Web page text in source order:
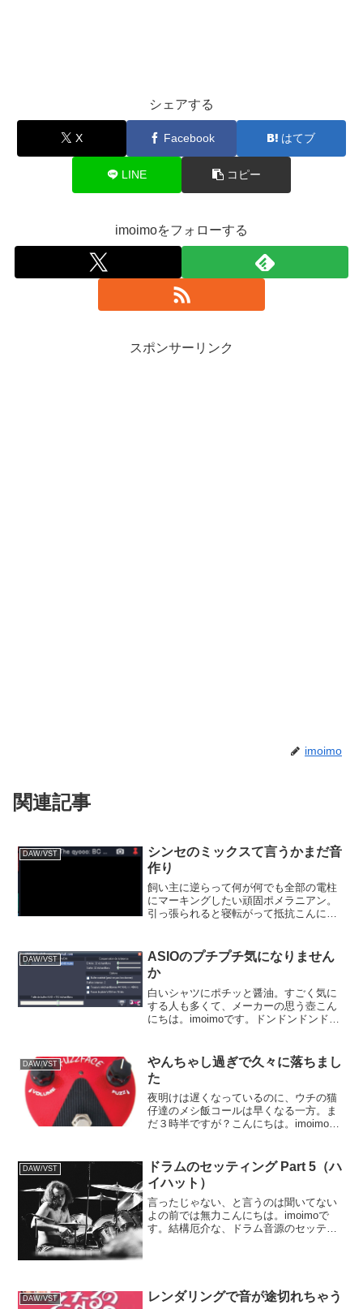
シェアする
X Facebook はてブ
LINE コピー
imoimoをフォローする
スポンサーリンク
imoimo
関連記事
DAW/VST
シンセのミックスて言うかまだ音
作り
飼い主に逆らって何が何でも全部の電柱
にマーキングしたい頑固ポメラニアン。
引っ張られると寝転がって抵抗こんにち
ことにしております。今回はシンセリー
ドでメロディーがで...
DAW/VST
ASIOのプチプチ気になりません
か
白いシャツにポチッと醤油。すごく気に
する人も多くて、メーカーの思う壺こん
にちは。imoimoです。ドンドンドンドン
ます。こういう曲は作ったことがなく
て、結構早々に行き詰...
DAW/VST
やんちゃし過ぎで久々に落ちまし
た
夜明けは遅くなっているのに、ウチの猫
仔達のメシ飯コールは早くなる一方。ま
だ３時半ですが？こんにちは。imoimoで
モンドとシンセの骨組みにドラムとベー
スを付けて。メロデ...
DAW/VST
ドラムのセッティング Part 5（ハ
イハット）
言ったじゃない、と言うのは聞いてない
よの前では無力こんにちは。imoimoで
す。結構厄介な、ドラム音源のセッティ
DAW/VST レンダリングで音が途切れちゃう